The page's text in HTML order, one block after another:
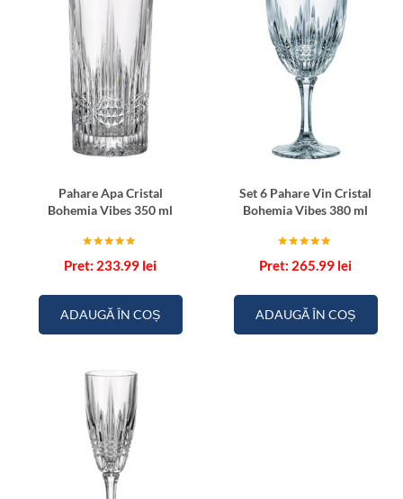
Pahare Apa Cristal
Bohemia Vibes 350 ml
5.00
233.99 lei
ADAUGĂ ÎN COȘ
Set 6 Pahare Vin Cristal
Bohemia Vibes 380 ml
5.00
265.99 lei
ADAUGĂ ÎN COȘ